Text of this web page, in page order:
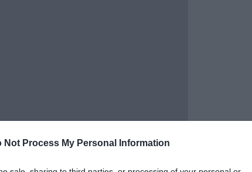
Not Process My Personal Information